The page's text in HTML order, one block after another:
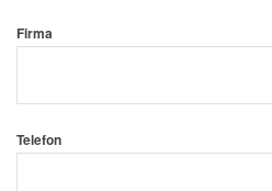
Firma
Telefon